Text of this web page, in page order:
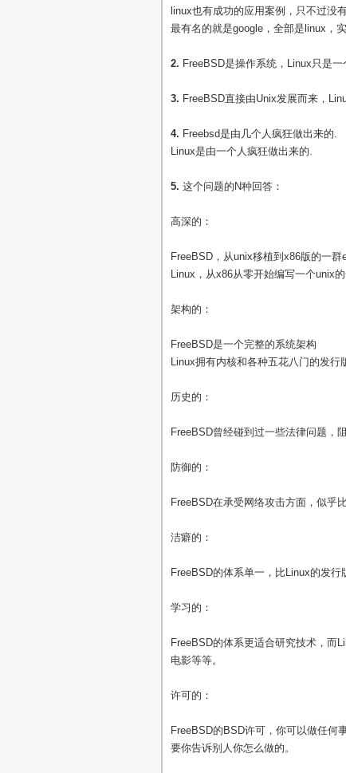
linux也有成功的应用案例，只不过没
最有名的就是google，全部是linux，
2. FreeBSD是操作系统，Linux只是
3. FreeBSD直接由Unix发展而来，
4. Freebsd是由几个人疯狂做出来的.
Linux是由一个人疯狂做出来的.
5. 这个问题的N种回答：
高深的：
FreeBSD，从unix移植到x86版的一群
Linux，从x86从零开始编写一个unix
架构的：
FreeBSD是一个完整的系统架构
Linux拥有内核和各种五花八门的发行
历史的：
FreeBSD曾经碰到过一些法律问题，
防御的：
FreeBSD在承受网络攻击方面，似乎
洁癖的：
FreeBSD的体系单一，比Linux的发行
学习的：
FreeBSD的体系更适合研究技术，而
电影等等。
许可的：
FreeBSD的BSD许可，你可以做任何
要你告诉别人你怎么做的。